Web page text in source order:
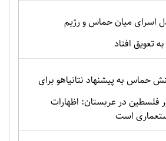
اسرای میان حماس و رژیم
تعویق افتاد
حماس به پیشنهاد نتانیاهو برای
در عربستان: اظهارات
است